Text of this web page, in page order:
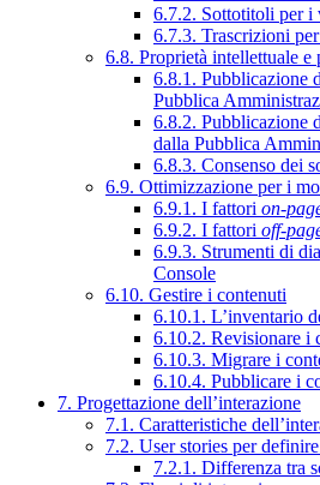
6.7.2. Sottotitoli per i
6.7.3. Trascrizioni
6.8. Proprietà intellettuale e
6.8.1. Pubblicazione
Pubblica
6.8.2. Pubblicazione
dalla Pubblica
6.8.3. Consenso dei
6.9. Ottimizzazione per i
6.9.1. I fattori on-
6.9.2. I fattori off-
6.9.3. Strumenti di
Console
6.10. Gestire i contenuti
6.10.1. L’inventario
6.10.2. Revisionare i
6.10.3. Migrare i
6.10.4. Pubblicare i
7. Progettazione dell’interazione
7.1. Caratteristiche
7.2. User stories per
7.2.1. Differenza tra